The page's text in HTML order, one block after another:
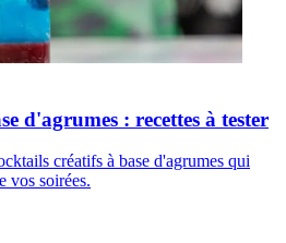
d'agrumes : recettes à tester
créatifs à base d'agrumes qui
vos soirées.